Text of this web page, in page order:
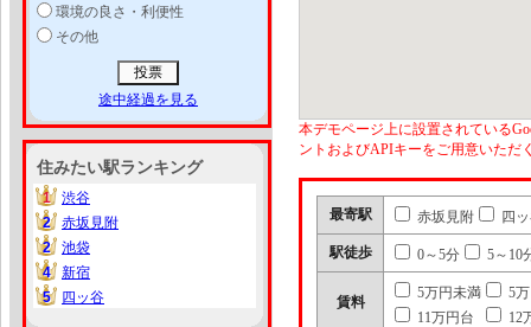
環境の良さ・利便性
その他
途中経過を見る
住みたい駅ランキング
1
1
渋谷
2
2
赤坂見附
2
2
池袋
4
4
新宿
5
5 四ッ谷
本デモページ上に設置されている
ントおよびAPIキーをご用意いただ
最寄駅 赤坂見附 四
駅徒歩 0～5分 5～10
賃料
5万円未満
5
11万円台
12